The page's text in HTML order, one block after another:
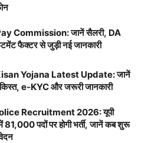
Commission: जानें सैलरी, DA
फैक्टर से जुड़ी नई जानकारी
Yojana Latest Update: जानें
e-KYC और जरूरी जानकारी
Recruitment 2026: यूपी
81,000 पदों पर होगी भर्ती, जानें कब शुरू